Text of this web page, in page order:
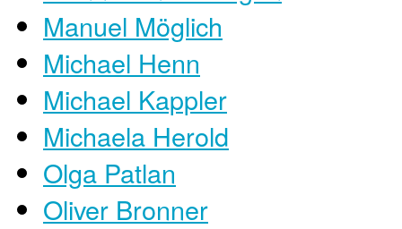
Manuel Möglich
Michael Henn
Michael Kappler
Michaela Herold
Olga Patlan
Oliver Bronner